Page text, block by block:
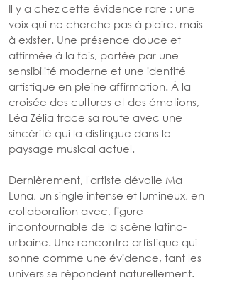
Il y a chez cette évidence rare : une
voix qui ne cherche pas à plaire, mais
à exister. Une présence douce et
affirmée à la fois, portée par une
sensibilité moderne et une identité
artistique en pleine affirmation. À la
croisée des cultures et des émotions,
Léa Zélia trace sa route avec une
sincérité qui la distingue dans le
paysage musical actuel.
Dernièrement, l'artiste dévoile Ma
Luna, un single intense et lumineux, en
collaboration avec, figure
incontournable de la scène latino-
urbaine. Une rencontre artistique qui
sonne comme une évidence, tant les
univers se répondent naturellement.